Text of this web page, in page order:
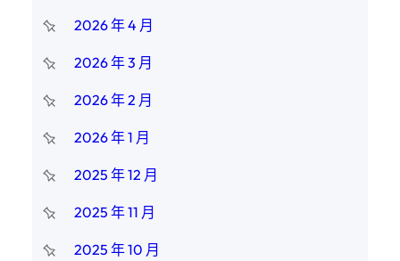
2026 年 4 月
2026 年 3 月
2026 年 2 月
2026 年 1 月
2025 年 12 月
2025 年 11 月
2025 年 10 月